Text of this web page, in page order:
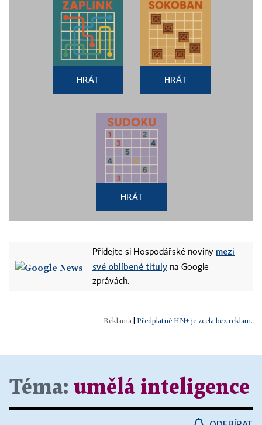
HRÁT HRÁT
HRÁT
Přidejte si Hospodářské noviny mezi
své oblíbené tituly na Google
zprávách.
Předplatné HN+ je zcela bez reklam.
Téma: umělá inteligence